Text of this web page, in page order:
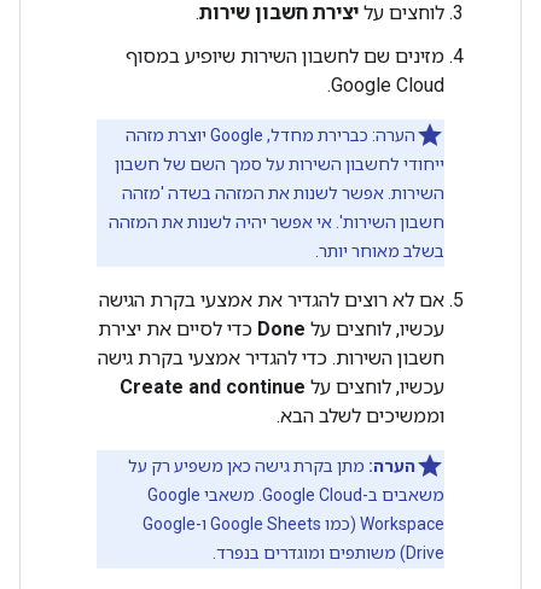
לוחצים על יצירת חשבון שירות.
מזינים שם לחשבון השירות שיופיע במסוף
Google Cloud.
הערה: כברירת מחדל, Google יוצרת מזהה
ייחודי לחשבון השירות על סמך השם של חשבון
השירות. אפשר לשנות את המזהה בשדה 'מזהה
חשבון השירות'. אי אפשר יהיה לשנות את המזהה
בשלב מאוחר יותר.
אם לא רוצים להגדיר את אמצעי בקרת הגישה
עכשיו, לוחצים על Done כדי לסיים את יצירת
חשבון השירות. כדי להגדיר אמצעי בקרת גישה
עכשיו, לוחצים על Create and continue
וממשיכים לשלב הבא.
הערה: מתן בקרת גישה כאן משפיע רק על
משאבים ב-Google Cloud. משאבי Google
Workspace (כמו Google Sheets ו-Google
Drive) משותפים ומוגדרים בנפרד.